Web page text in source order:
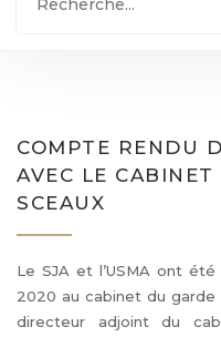
COMPTE RENDU
AVEC LE
SCEAUX
Le SJA et l’USMA ont
2020 au cabinet du garde
directeur adjoint du